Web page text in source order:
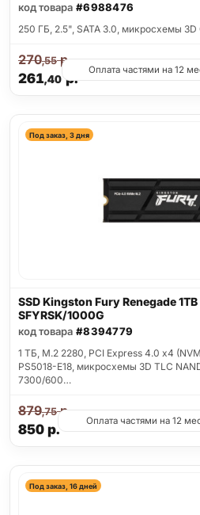
код товара #6988476
250 ГБ, 2.5", SATA 3.0, микросхемы 3D
261,40р.
270,55р.
Оплата частями на 12
Под заказ, 3 дня
SSD Kingston Fury Renegade 1TB
SFYRSK/1000G
код товара #8394779
1 ТБ, M.2 2280, PCI Express 4.0 x4
PS5018-E18, микросхемы 3D TLC
7300/600…
850р.
879,75р.
Оплата частями на 12
Под заказ, 16 дней